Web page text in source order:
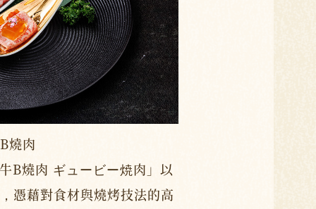
燒肉
B燒肉 ギュービー焼肉」以
憑藉對食材與燒烤技法的高